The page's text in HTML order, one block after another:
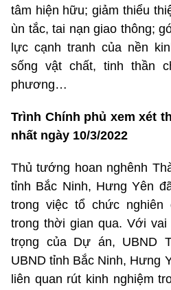
tâm hiện hữu; giảm thiểu
ùn tắc, tai nạn giao thông;
lực cạnh tranh của nền
sống vật chất, tinh thần
phương…
Trình Chính phủ xem xét
nhất ngày 10/3/2022
Thủ tướng hoan nghênh
tỉnh Bắc Ninh, Hưng Yên
trong việc tổ chức
trong thời gian qua. Với
trọng của Dự án, UBND
UBND tỉnh Bắc Ninh, Hưng
liên quan rút kinh nghiệm